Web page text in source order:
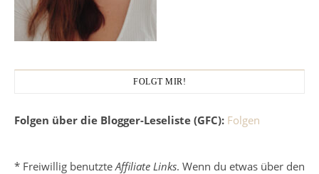
FOLGT MIR!
Folgen über die Blogger-Leseliste (GFC): Folgen
* Freiwillig benutzte Affiliate Links. Wenn du etwas über den